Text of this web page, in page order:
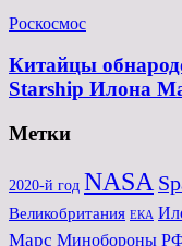
Роскосмос
Китайцы
Starship Илона
Метки
2020-й год NASA
Великобритания ЕКА
Марс Минoбороны